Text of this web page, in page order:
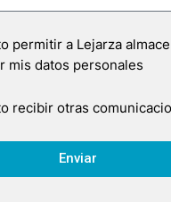
permitir a Lejarza
mis datos personales
recibir otras
Enviar